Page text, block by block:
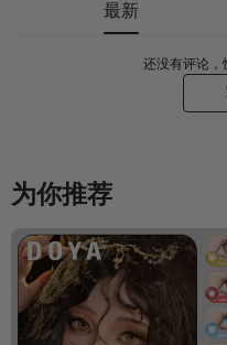
最新
还没有评论，
为你推荐